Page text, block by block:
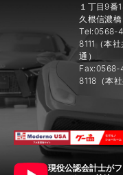
１丁目9番
久根信濃橋
Tel:0568-
8111（本社
通）
Fax:0568-
8118（本社
現役公認会計士が